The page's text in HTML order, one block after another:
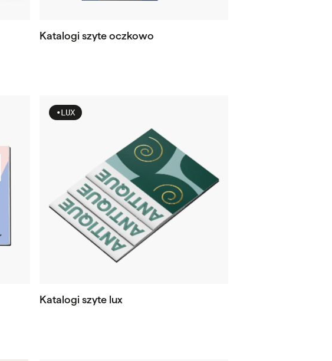
Katalogi szyte oczkowo
•LUX
Katalogi szyte lux